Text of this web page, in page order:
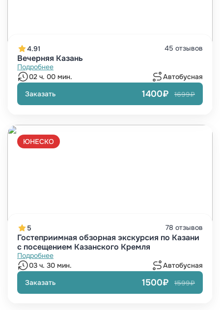
4.91 45 отзывов
Вечерняя Казань
Подробнее
02 ч. 00 мин.
Автобусная
Заказать
1400₽ 1699₽
ЮНЕСКО
5 78 отзывов
Гостеприимная обзорная экскурсия по Казани
с посещением Казанского Кремля
Подробнее
03 ч. 30 мин.
Автобусная
Заказать
1500₽ 1599₽